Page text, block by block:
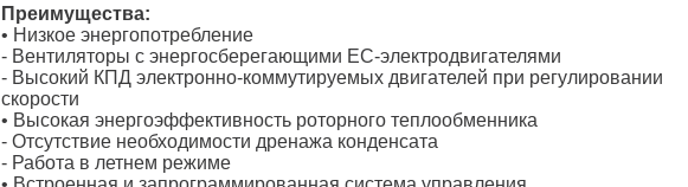
Преимущества:
• Низкое энергопотребление
- Вентиляторы с энергосберегающими ЕС-электродвигателями
- Высокий КПД электронно-коммутируемых двигателей при регулировании
скорости
• Высокая энергоэффективность роторного теплообменника
- Отсутствие необходимости дренажа конденсата
- Работа в летнем режиме